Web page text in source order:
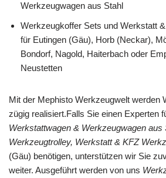
Werkzeugwagen aus Stahl
Werkzeugkoffer Sets und Werkstatt
für Eutingen (Gäu), Horb (Neckar),
Bondorf, Nagold, Haiterbach oder
Neustetten
Mit der Mephisto Werkzeugwelt werden
zügig realisiert.Falls Sie einen Experten
Werkstattwagen & Werkzeugwagen aus
Werkzeugtrolley, Werkstatt & KFZ
(Gäu) benötigen, unterstützen wir Sie
weiter. Ausgeführt werden von uns